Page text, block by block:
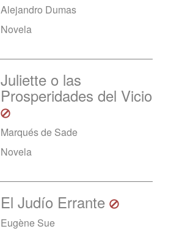
Alejandro Dumas
Novela
Juliette o las
Prosperidades del Vicio
Marqués de Sade
Novela
El Judío Errante
Eugène Sue